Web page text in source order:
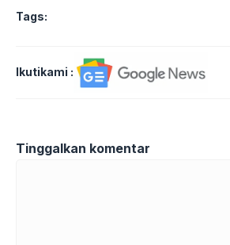
Tags:
Ikutikami :
Tinggalkan komentar